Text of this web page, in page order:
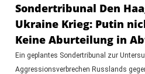
Sondertribunal Den
Ukraine Krieg: Putin
Keine Aburteilung in
Ein geplantes Sondertribunal zur
Aggressionsverbrechen Russlands